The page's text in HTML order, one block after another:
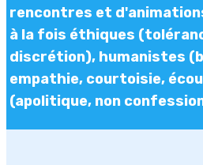
rencontres et
à la fois éthiques
discrétion), humanistes
empathie, courtoisie,
(apolitique, non